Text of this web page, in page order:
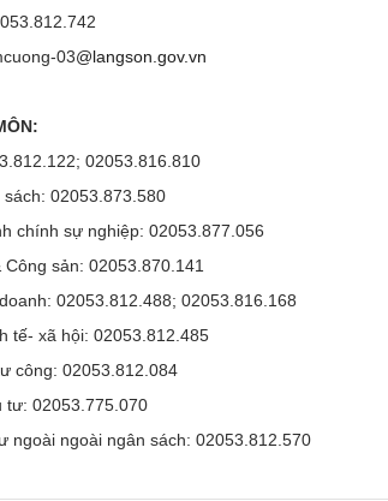
03@langson.gov.vn
02053.816.810
02053.873.580
sự nghiệp: 02053.877.056
sản: 02053.870.141
02053.812.488; 02053.816.168
xã hội: 02053.812.485
02053.812.084
02053.775.070
ngoài ngân sách: 02053.812.570